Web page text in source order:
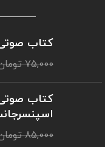
کتاب
75,000
کتاب
85,000